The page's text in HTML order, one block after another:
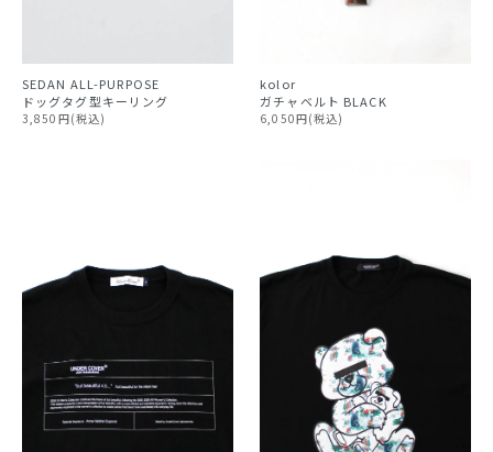
SEDAN ALL-PURPOSE
ドッグタグ型キーリング
3,850円(税込)
kolor
ガチャベルト BLACK
6,050円(税込)